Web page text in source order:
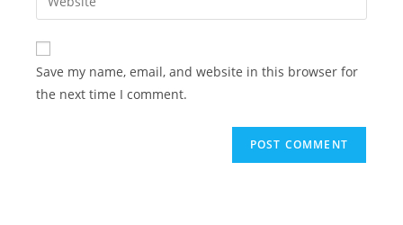
Save my name, email, and website in this browser for
the next time I comment.